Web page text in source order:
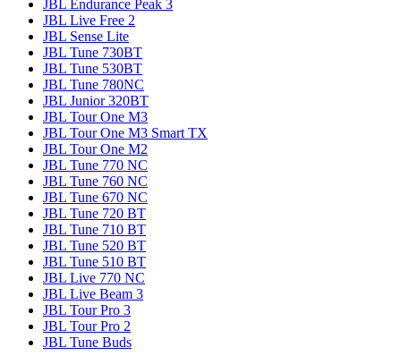
JBL Endurance Peak 3
JBL Live Free 2
JBL Sense Lite
JBL Tune 730BT
JBL Tune 530BT
JBL Tune 780NC
JBL Junior 320BT
JBL Tour One M3
JBL Tour One M3 Smart TX
JBL Tour One M2
JBL Tune 770 NC
JBL Tune 760 NC
JBL Tune 670 NC
JBL Tune 720 BT
JBL Tune 710 BT
JBL Tune 520 BT
JBL Tune 510 BT
JBL Live 770 NC
JBL Live Beam 3
JBL Tour Pro 3
JBL Tour Pro 2
JBL Tune Buds